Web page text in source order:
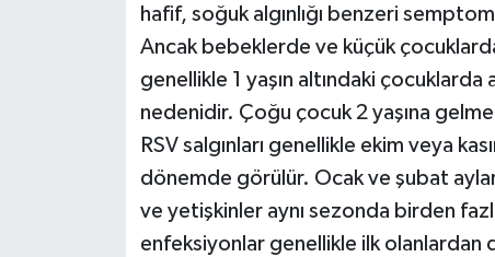
hafif, soğuk algınlığı benzeri
Ancak bebeklerde ve küçük
genellikle 1 yaşın altındaki çocuklarda
nedenidir. Çoğu çocuk 2 yaşına
RSV salgınları genellikle ekim veya
dönemde görülür. Ocak ve şubat
ve yetişkinler aynı sezonda birden
enfeksiyonlar genellikle ilk olanlardan